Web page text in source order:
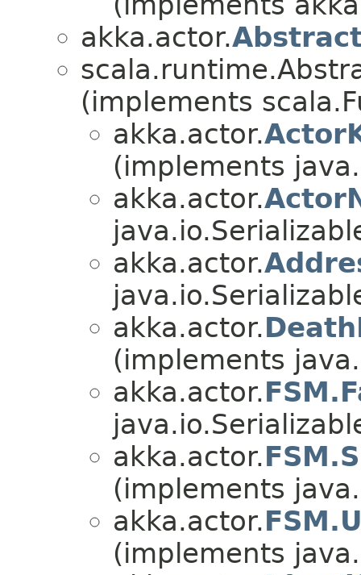
akka.actor.
(implements
akka.actor.
(implements
akka.actor.
akka.actor.
akka.actor.
(implements
akka.actor.
akka.actor.
(implements
akka.actor.
(implements